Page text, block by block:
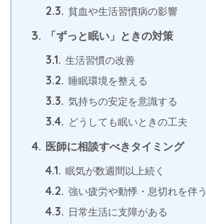
2.3. 貧血や生活習慣病の影響
3. 「ずっと眠い」ときの対策
3.1. 生活習慣の改善
3.2. 睡眠環境を整える
3.3. 気持ちの安定を意識する
3.4. どうしても眠いときの工夫
4. 医師に相談すべきタイミング
4.1. 眠気が数週間以上続く
4.2. 強い疲労や動悸・息切れを伴う
4.3. 日常生活に支障がある